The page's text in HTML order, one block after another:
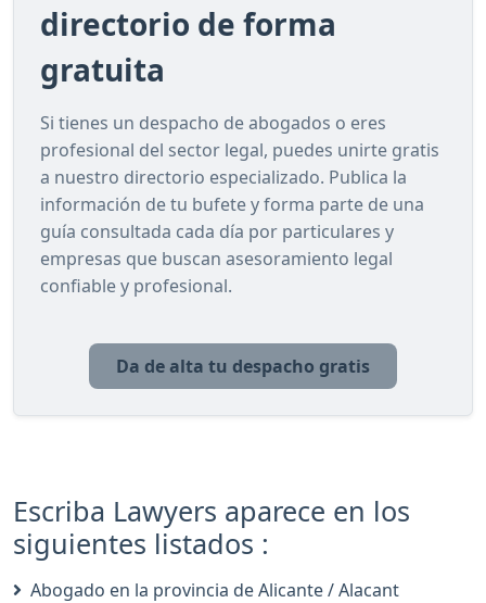
directorio de forma
gratuita
Si tienes un despacho de abogados o eres
profesional del sector legal, puedes unirte gratis
a nuestro directorio especializado. Publica la
información de tu bufete y forma parte de una
guía consultada cada día por particulares y
empresas que buscan asesoramiento legal
confiable y profesional.
Da de alta tu despacho gratis
Escriba Lawyers aparece en los
siguientes listados :
Abogado en la provincia de Alicante / Alacant